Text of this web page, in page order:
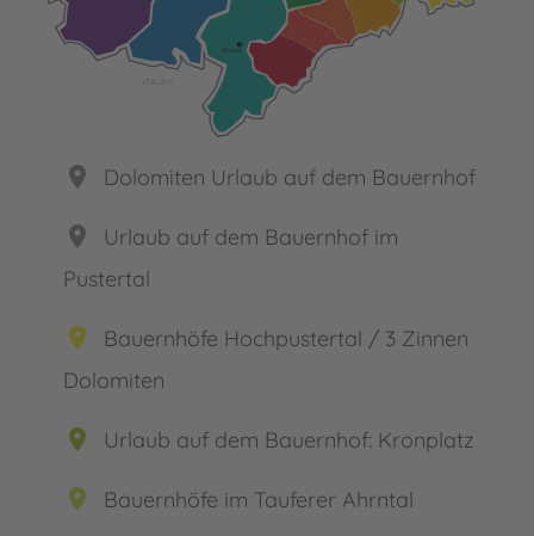
Bozen
place Dolomiten Urlaub auf dem Bauernhof
place
Urlaub auf dem Bauernhof im
Pustertal
place
Bauernhöfe Hochpustertal / 3 Zinnen
Dolomiten
place Urlaub auf dem Bauernhof: Kronplatz
place Bauernhöfe im Tauferer Ahrntal